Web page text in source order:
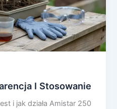
I Stosowanie
i jak działa Amistar 250